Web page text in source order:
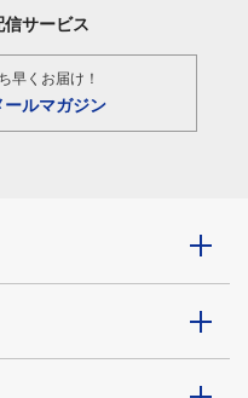
信サービス
早くお届け！
ールマガジン